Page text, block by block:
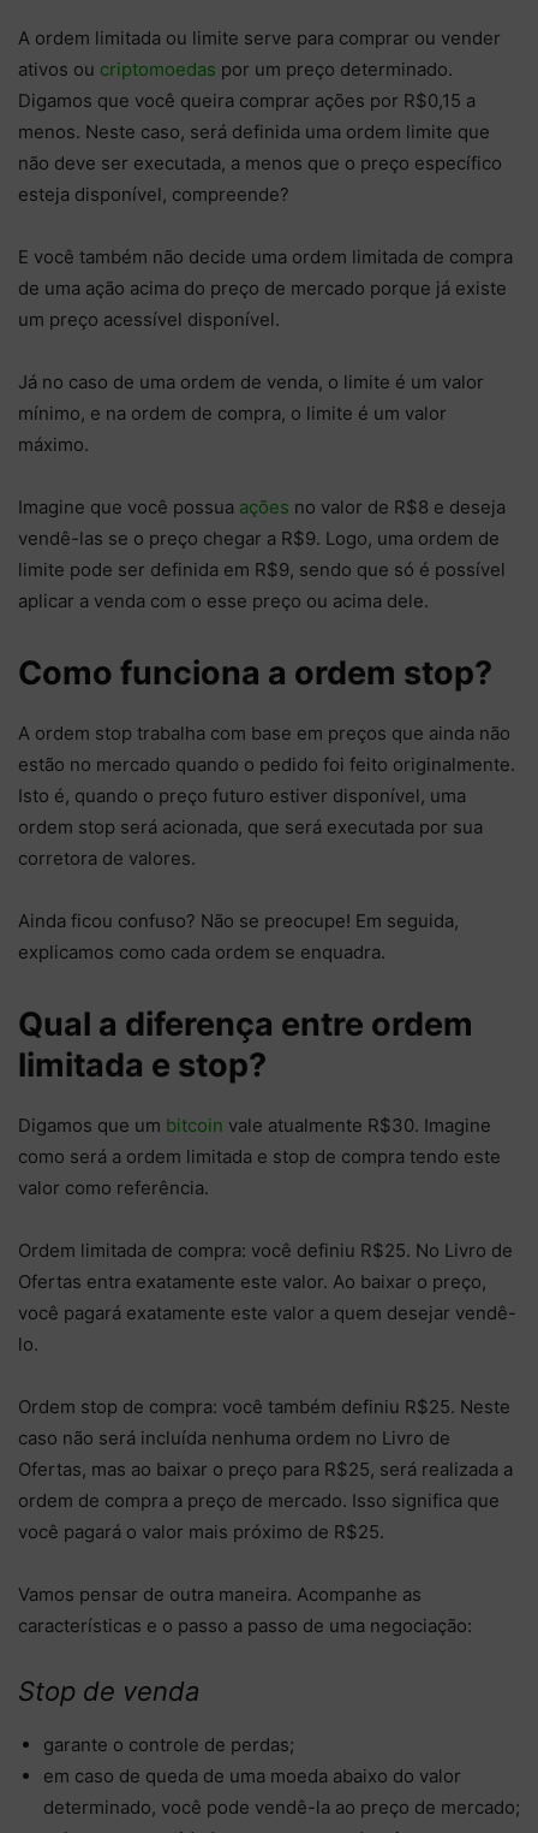
A ordem limitada ou limite serve para comprar ou vender
ativos ou criptomoedas por um preço determinado.
Digamos que você queira comprar ações por R$0,15 a
menos. Neste caso, será definida uma ordem limite que
não deve ser executada, a menos que o preço específico
esteja disponível, compreende?
E você também não decide uma ordem limitada de compra
de uma ação acima do preço de mercado porque já existe
um preço acessível disponível.
Já no caso de uma ordem de venda, o limite é um valor
mínimo, e na ordem de compra, o limite é um valor
máximo.
Imagine que você possua ações no valor de R$8 e deseja
vendê-las se o preço chegar a R$9. Logo, uma ordem de
limite pode ser definida em R$9, sendo que só é possível
aplicar a venda com o esse preço ou acima dele.
Como funciona a ordem stop?
A ordem stop trabalha com base em preços que ainda não
estão no mercado quando o pedido foi feito originalmente.
Isto é, quando o preço futuro estiver disponível, uma
ordem stop será acionada, que será executada por sua
corretora de valores.
Ainda ficou confuso? Não se preocupe! Em seguida,
explicamos como cada ordem se enquadra.
Qual a diferença entre ordem
limitada e stop?
Digamos que um bitcoin vale atualmente R$30. Imagine
como será a ordem limitada e stop de compra tendo este
valor como referência.
Ordem limitada de compra: você definiu R$25. No Livro de
Ofertas entra exatamente este valor. Ao baixar o preço,
você pagará exatamente este valor a quem desejar vendê-
lo.
Ordem stop de compra: você também definiu R$25. Neste
caso não será incluída nenhuma ordem no Livro de
Ofertas, mas ao baixar o preço para R$25, será realizada a
ordem de compra a preço de mercado. Isso significa que
você pagará o valor mais próximo de R$25.
Vamos pensar de outra maneira. Acompanhe as
características e o passo a passo de uma negociação:
Stop de venda
garante o controle de perdas;
em caso de queda de uma moeda abaixo do valor
determinado, você pode vendê-la ao preço de mercado;